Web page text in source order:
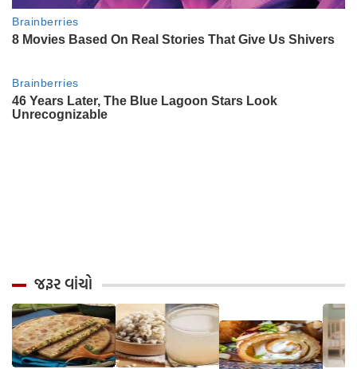
જરૂર વાંચો